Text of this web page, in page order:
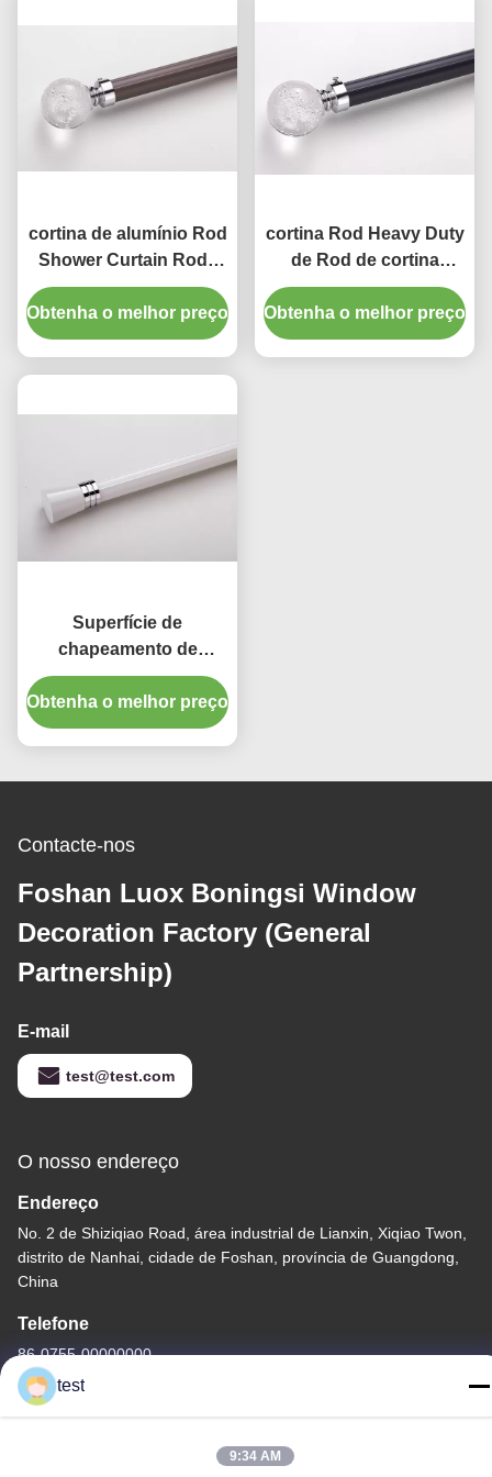
cortina de alumínio Rod
Shower Curtain Rods
do OD 28mm do
comprimento de 670cm
Obtenha o melhor preço
cortina Rod Heavy Duty
de Rod de cortina
35mm da montagem do
teto da espessura de
1mm
Obtenha o melhor preço
Superfície de
chapeamento de
alumínio de Polo E da
cortina de Rod de
cortina 30mm da
Obtenha o melhor preço
Contacte-nos
Foshan Luox Boningsi Window
Decoration Factory (General
Partnership)
E-mail
test@test.com
O nosso endereço
Endereço
No. 2 de Shiziqiao Road, área industrial de Lianxin, Xiqiao Twon,
distrito de Nanhai, cidade de Foshan, província de Guangdong,
China
Telefone
86-0755-00000000
test
9:34 AM